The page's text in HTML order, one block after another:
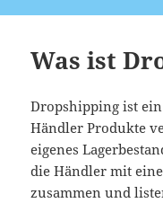
Was ist
Dropshipping ist
Händler Produkte
eigenes
die Händler mit
zusammen und